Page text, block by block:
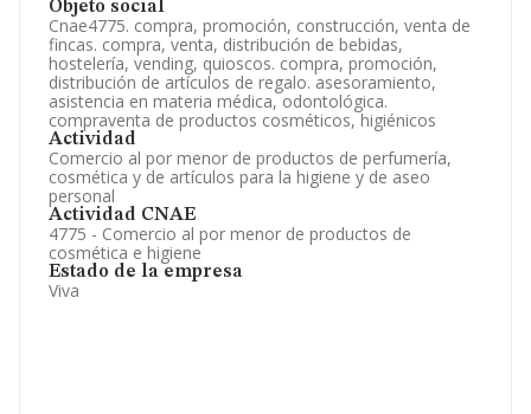
Objeto social
Cnae4775. compra, promoción, construcción, venta de
fincas. compra, venta, distribución de bebidas,
hostelería, vending, quioscos. compra, promoción,
distribución de artículos de regalo. asesoramiento,
asistencia en materia médica, odontológica.
compraventa de productos cosméticos, higiénicos
Actividad
Comercio al por menor de productos de perfumería,
cosmética y de artículos para la higiene y de aseo
personal
Actividad CNAE
4775 - Comercio al por menor de productos de
cosmética e higiene
Estado de la empresa
Viva